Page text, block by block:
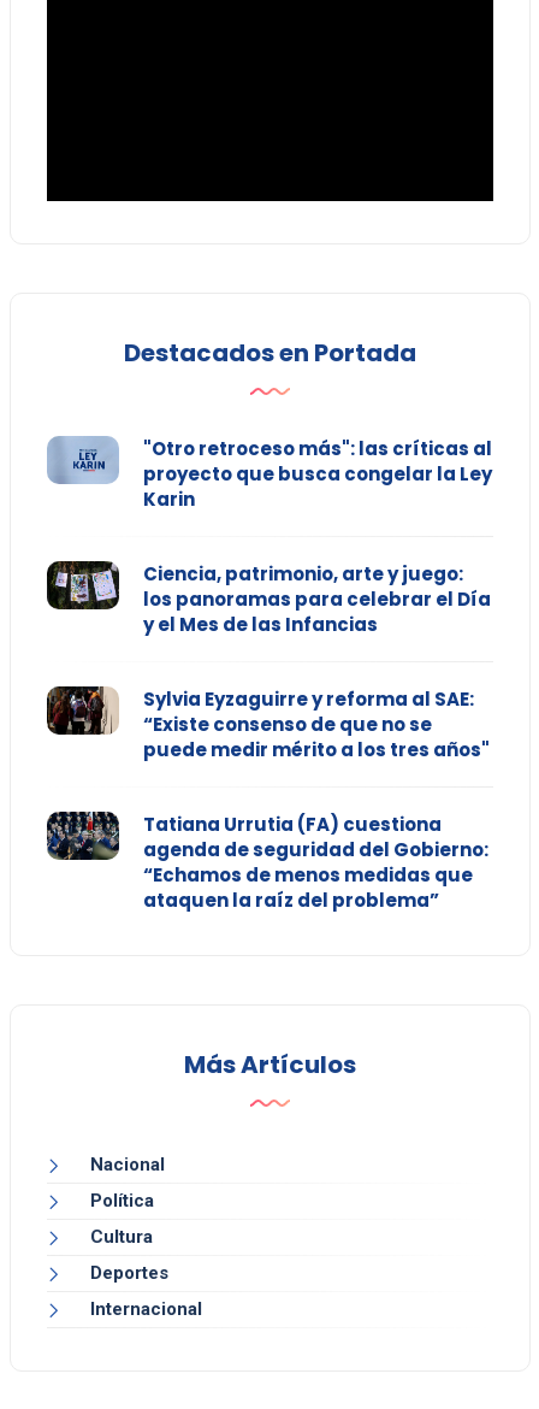
Destacados en Portada
"Otro retroceso más": las críticas al
proyecto que busca congelar la Ley
Karin
Ciencia, patrimonio, arte y juego:
los panoramas para celebrar el Día
y el Mes de las Infancias
Sylvia Eyzaguirre y reforma al SAE:
“Existe consenso de que no se
puede medir mérito a los tres años"
Tatiana Urrutia (FA) cuestiona
agenda de seguridad del Gobierno:
“Echamos de menos medidas que
ataquen la raíz del problema”
Más Artículos
Nacional
Política
Cultura
Deportes
Internacional